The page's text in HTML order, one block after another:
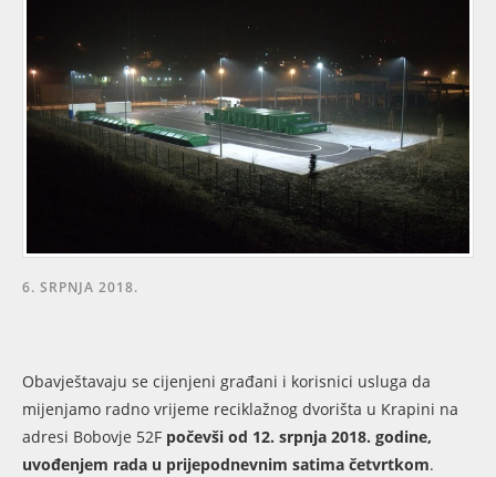
6. SRPNJA 2018.
Obavještavaju se cijenjeni građani i korisnici usluga da
mijenjamo radno vrijeme reciklažnog dvorišta u Krapini na
adresi Bobovje 52F počevši od 12. srpnja 2018. godine,
uvođenjem rada u prijepodnevnim satima četvrtkom.